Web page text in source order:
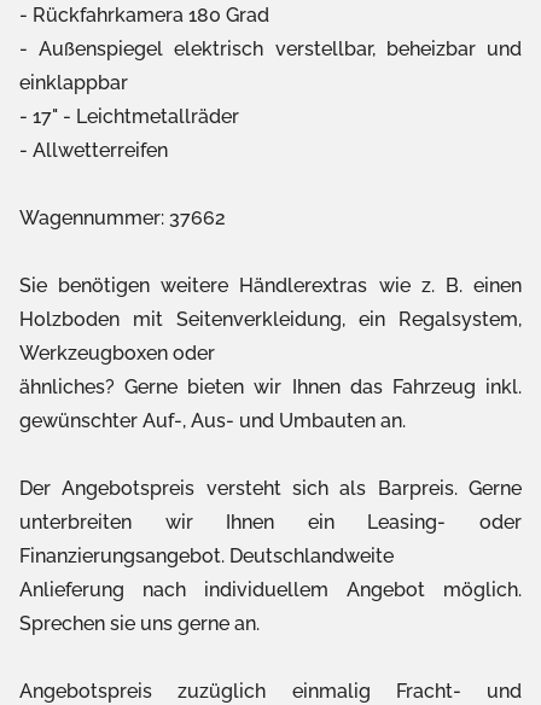
Rückfahrkamera 180 Grad
Außenspiegel elektrisch verstellbar, beheizbar und
einklappbar
17" - Leichtmetallräder
Allwetterreifen
Wagennummer: 37662
Sie benötigen weitere Händlerextras wie z. B. einen
Holzboden mit Seitenverkleidung, ein Regalsystem,
Werkzeugboxen oder
ähnliches? Gerne bieten wir Ihnen das Fahrzeug inkl.
gewünschter Auf-, Aus- und Umbauten an.
Der Angebotspreis versteht sich als Barpreis. Gerne
unterbreiten wir Ihnen ein Leasing- oder
Finanzierungsangebot. Deutschlandweite
Anlieferung nach individuellem Angebot möglich.
Sprechen sie uns gerne an.
Angebotspreis zuzüglich einmalig Fracht- und